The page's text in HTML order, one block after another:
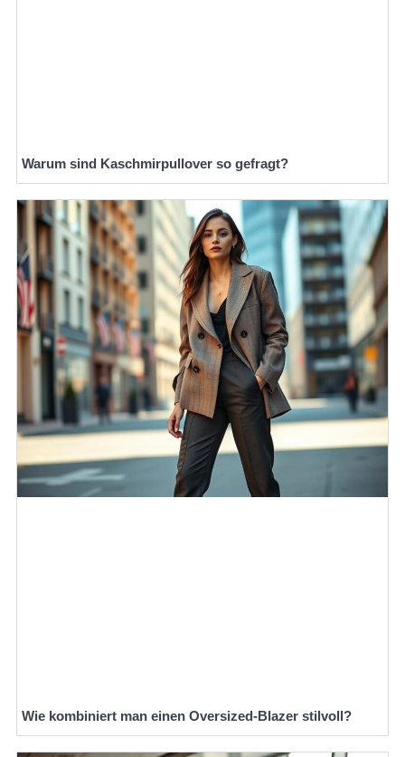
Warum sind Kaschmirpullover so gefragt?
Wie kombiniert man einen Oversized-Blazer stilvoll?